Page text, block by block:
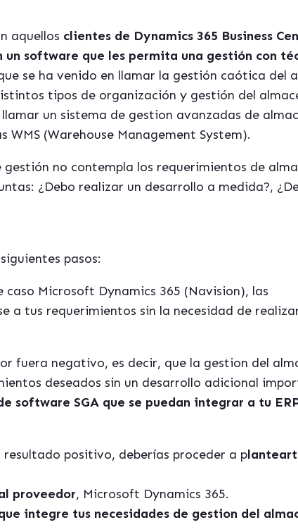
aquellos clientes de Dynamics 365 Business
software que les permita una gestión con
se ha venido en llamar la gestión caótica del
tipos de organización y gestión del
un sistema de gestion avanzadas de almac
WMS (Warehouse Management System).
no contempla los requerimientos de
¿Debo realizar un desarrollo a medida?,
pasos:
caso Microsoft Dynamics 365 (Navision), las
a tus requerimientos sin la necesidad de
fuera negativo, es decir, que la gestion del
deseados sin un desarrollo adicional
software SGA que se puedan integrar a tu
resultado positivo, deberías proceder a p
proveedor, Microsoft Dynamics 365.
integre tus necesidades de gestion del